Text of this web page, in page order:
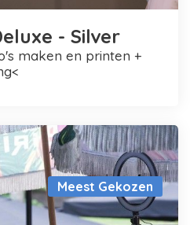
- Silver
Meest Gekozen